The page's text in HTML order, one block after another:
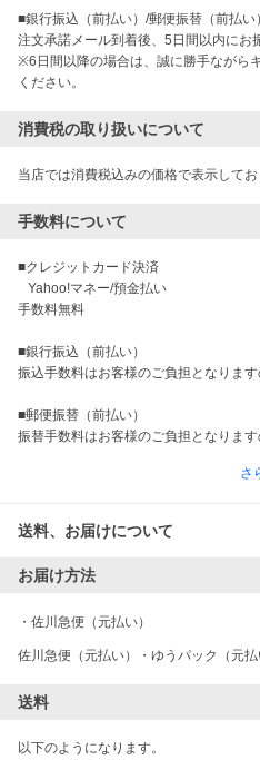
■銀行振込（前払い）/郵便振替（前払
注文承諾メール到着後、5日間以内にお
※6日間以降の場合は、誠に勝手ながら
ください。
消費税の取り扱いについて
当店では消費税込みの価格で表示してお
手数料について
■クレジットカード決済
手数料無料
■銀行振込（前払い）
振込手数料はお客様のご負担となります
■郵便振替（前払い）
振替手数料はお客様のご負担となります
さ
送料、お届けについて
お届け方法
・ 佐川急便（元払い）
佐川急便（元払い）・ゆうパック（元払
送料
以下のようになります。